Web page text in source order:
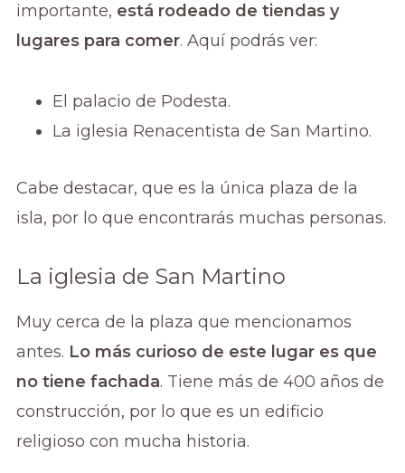
importante, está rodeado de tiendas y
lugares para comer. Aquí podrás ver:
El palacio de Podesta.
La iglesia Renacentista de San Martino.
Cabe destacar, que es la única plaza de la
isla, por lo que encontrarás muchas personas.
La iglesia de San Martino
Muy cerca de la plaza que mencionamos
antes. Lo más curioso de este lugar es que
no tiene fachada. Tiene más de 400 años de
construcción, por lo que es un edificio
religioso con mucha historia.